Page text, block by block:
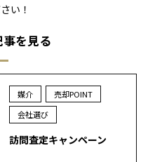
い！
を見る
媒介
売却POINT
会社選び
訪問査定キャンペーン